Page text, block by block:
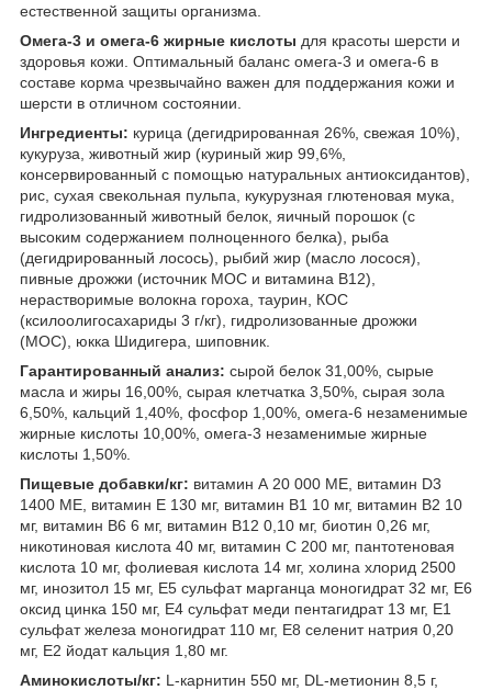
естественной защиты организма.
Омега-3 и омега-6 жирные кислоты для красоты шерсти и
здоровья кожи. Оптимальный баланс омега-3 и омега-6 в
составе корма чрезвычайно важен для поддержания кожи и
шерсти в отличном состоянии.
Ингредиенты: курица (дегидрированная 26%, свежая 10%),
кукуруза, животный жир (куриный жир 99,6%,
консервированный с помощью натуральных антиоксидантов),
рис, сухая свекольная пульпа, кукурузная глютеновая мука,
гидролизованный животный белок, яичный порошок (с
высоким содержанием полноценного белка), рыба
(дегидрированный лосось), рыбий жир (масло лосося),
пивные дрожжи (источник МОС и витамина В12),
нерастворимые волокна гороха, таурин, КОС
(ксилоолигосахариды 3 г/кг), гидролизованные дрожжи
(МОС), юкка Шидигера, шиповник.
Гарантированный анализ: сырой белок 31,00%, сырые
масла и жиры 16,00%, сырая клетчатка 3,50%, сырая зола
6,50%, кальций 1,40%, фосфор 1,00%, омега-6 незаменимые
жирные кислоты 10,00%, омега-3 незаменимые жирные
кислоты 1,50%.
Пищевые добавки/кг: витамин А 20 000 МЕ, витамин D3
1400 МЕ, витамин Е 130 мг, витамин B1 10 мг, витамин В2 10
мг, витамин В6 6 мг, витамин В12 0,10 мг, биотин 0,26 мг,
никотиновая кислота 40 мг, витамин С 200 мг, пантотеновая
кислота 10 мг, фолиевая кислота 14 мг, холина хлорид 2500
мг, инозитол 15 мг, Е5 сульфат марганца моногидрат 32 мг, Е6
оксид цинка 150 мг, Е4 сульфат меди пентагидрат 13 мг, Е1
сульфат железа моногидрат 110 мг, Е8 селенит натрия 0,20
мг, Е2 йодат кальция 1,80 мг.
Аминокислоты/кг: L-карнитин 550 мг, DL-метионин 8,5 г,